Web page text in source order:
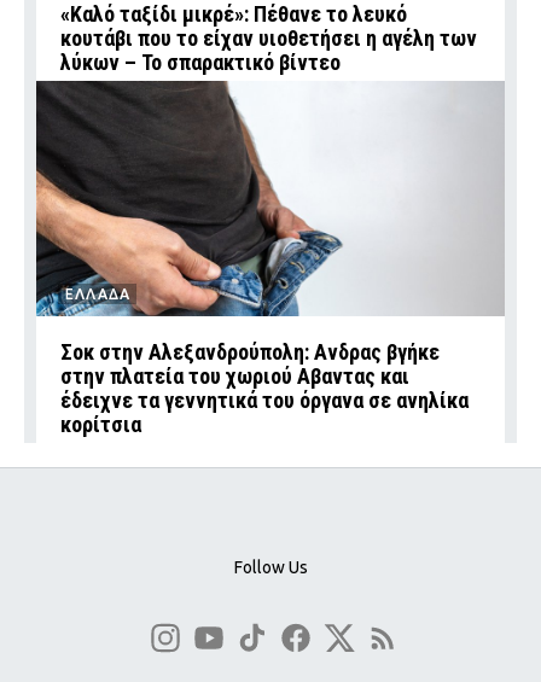
«Καλό ταξίδι μικρέ»: Πέθανε το λευκό
κουτάβι που το είχαν υιοθετήσει η αγέλη των
λύκων – Το σπαρακτικό βίντεο
ΕΛΛΑΔΑ
Σοκ στην Αλεξανδρούπολη: Ανδρας βγήκε
στην πλατεία του χωριού Αβαντας και
έδειχνε τα γεννητικά του όργανα σε ανηλίκα
κορίτσια
Follow Us